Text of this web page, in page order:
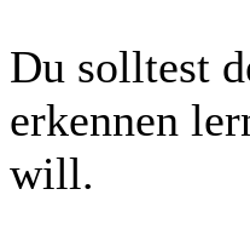
Du solltest
erkennen
will.